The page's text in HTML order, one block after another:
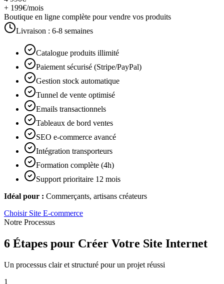
+ 199€/mois
Boutique en ligne complète pour vendre vos produits
Livraison : 6-8 semaines
Catalogue produits illimité
Paiement sécurisé (Stripe/PayPal)
Gestion stock automatique
Tunnel de vente optimisé
Emails transactionnels
Tableaux de bord ventes
SEO e-commerce avancé
Intégration transporteurs
Formation complète (4h)
Support prioritaire 12 mois
Idéal pour : Commerçants, artisans créateurs
Choisir Site E-commerce
Notre Processus
6 Étapes pour Créer Votre Site Internet
Un processus clair et structuré pour un projet réussi
1